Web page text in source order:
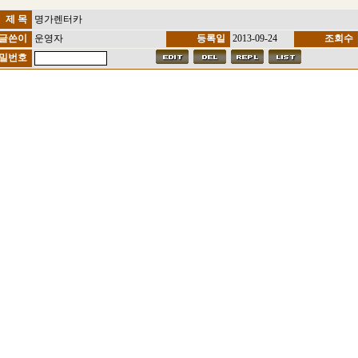
제 목
명가렌터카
쓴이
운영자 등록일 2013-09-24 조회수
번호